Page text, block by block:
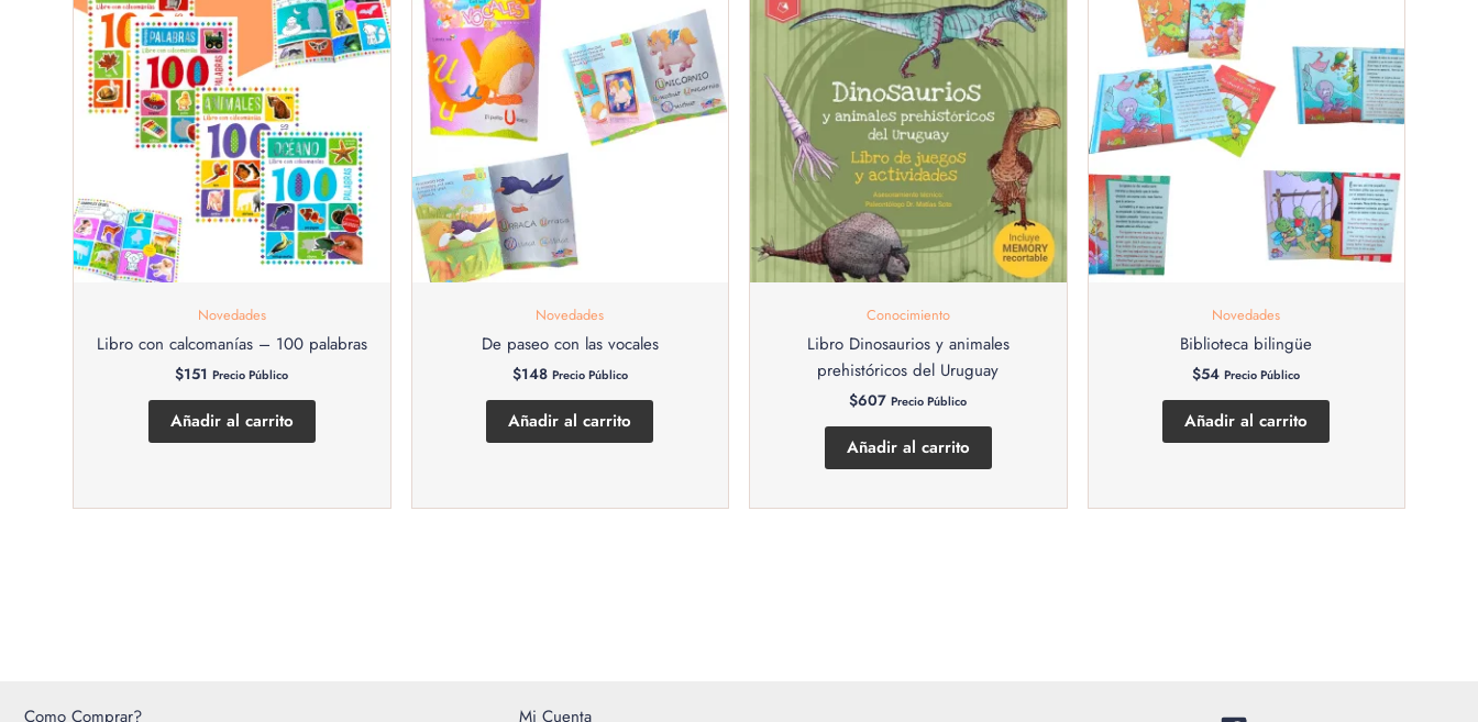
Novedades
Libro con calcomanías – 100 palabras
$151 Precio Público
Añadir al carrito
Novedades
De paseo con las vocales
$148 Precio Público
Añadir al carrito
Conocimiento
Libro Dinosaurios y animales
prehistóricos del Uruguay
$607 Precio Público
Añadir al carrito
Novedades
Biblioteca bilingüe
$54 Precio Público
Añadir al carrito
Como Comprar? Mi Cuenta